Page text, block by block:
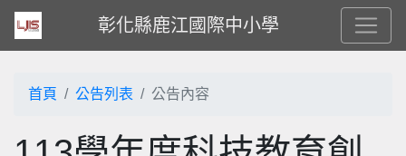
彰化縣鹿江國際中小學
首頁 公告列表 公告內容